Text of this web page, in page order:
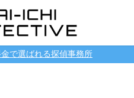
で選ばれる探偵事務所